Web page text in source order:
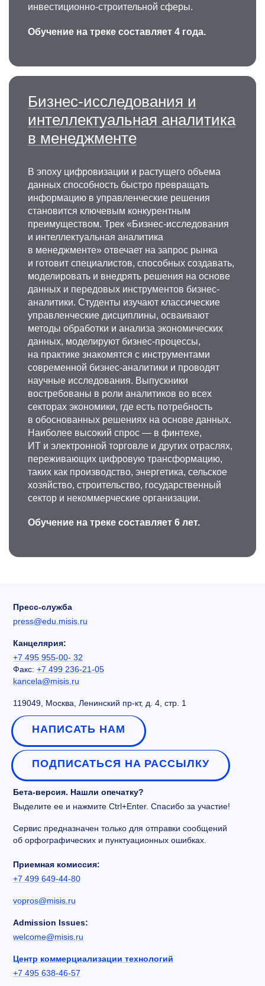
инвестиционно-строительной сферы.
Обучение на треке составляет 4 года.
Бизнес-исследования и
интеллектуальная аналитика
в менеджменте
В эпоху цифровизации и растущего объема
данных способность быстро превращать
информацию в управленческие решения
становится ключевым конкурентным
преимуществом. Трек «Бизнес‑исследования
и интеллектуальная аналитика
в менеджменте» отвечает на запрос рынка
и готовит специалистов, способных создавать,
моделировать и внедрять решения на основе
данных и передовых инструментов бизнес-
аналитики. Студенты изучают классические
управленческие дисциплины, осваивают
методы обработки и анализа экономических
данных, моделируют бизнес-процессы,
на практике знакомятся с инструментами
современной бизнес-аналитики и проводят
научные исследования. Выпускники
востребованы в роли аналитиков во всех
секторах экономики, где есть потребность
в обоснованных решениях на основе данных.
Наиболее высокий спрос — в финтехе,
ИТ и электронной торговле и других отраслях,
переживающих цифровую трансформацию,
таких как производство, энергетика, сельское
хозяйство, строительство, государственный
сектор и некоммерческие организации.
Обучение на треке составляет 6 лет.
Пресс-служба
press@edu.misis.ru
Канцелярия:
+7 495 955-00- 32
Факс: +7 499 236-21-05
kancela@misis.ru
119049, Москва, Ленинский пр-кт, д. 4, стр. 1
НАПИСАТЬ НАМ
ПОДПИСАТЬСЯ НА РАССЫЛКУ
Бета-версия. Нашли опечатку?
Выделите ее и нажмите Ctrl+Enter. Спасибо за участие!
Сервис предназначен только для отправки сообщений
об орфографических и пунктуационных ошибках.
Приемная комиссия:
+7 499 649-44-80
vopros@misis.ru
Admission Issues:
welcome@misis.ru
Центр коммерциализации технологий
+7 495 638-46-57